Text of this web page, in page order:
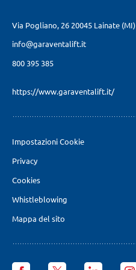
Via Pogliano, 26 20045 Lainate (MI)
info@garaventalift.it
800 395 385
https://www.garaventalift.it/
Impostazioni Cookie
Privacy
Cookies
Whistleblowing
Mappa del sito